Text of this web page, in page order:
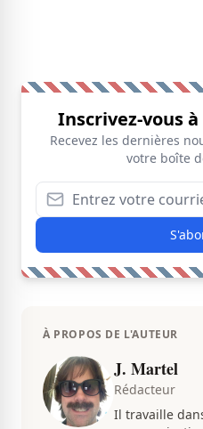
Inscrivez-vous
Recevez les dernières
votre boîte
À PROPOS DE L'AUTEUR
J. Martel
Rédacteur
Il travaille